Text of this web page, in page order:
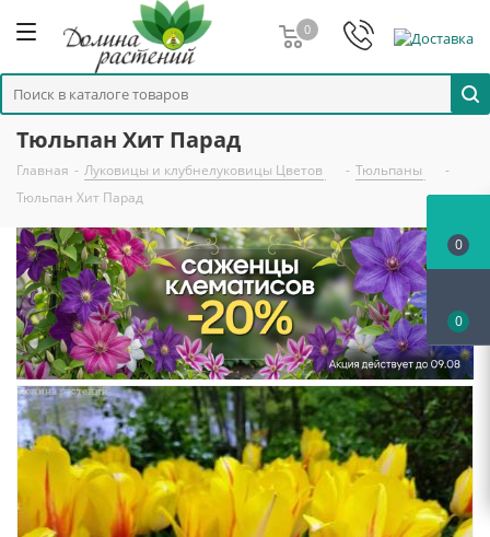
0
Тюльпан Хит Парад
Главная - Луковицы и клубнелуковицы Цветов - Тюльпаны
-
Тюльпан Хит Парад
0
0